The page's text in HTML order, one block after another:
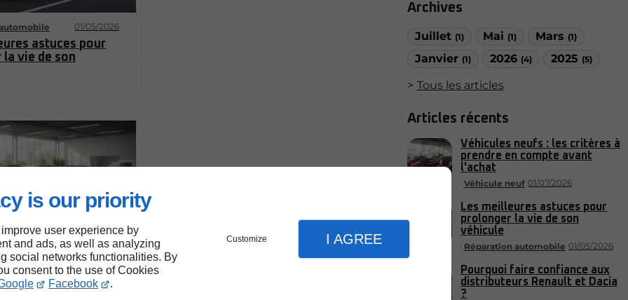
is our priority
user experience by
and ads, as well as analyzing
social networks functionalities. By
consent to the use of Cookies
Facebook .
Customize I AGREE
Archives
Juillet (1) Mai (1) Mars (1)
Janvier (1) 2026 (4) 2025 (5)
Tous les articles
Articles récents
Véhicule neuf 01/07/2026
Véhicules neufs : les critères à
prendre en compte avant
l'achat
Réparation automobile 01/05/2026
Les meilleures astuces pour
prolonger la vie de son
véhicule
Pourquoi faire confiance aux
distributeurs Renault et Dacia
?
01/05/2026
astuces pour
vie de son
01/07/2026
neufs : les critères à
compte avant